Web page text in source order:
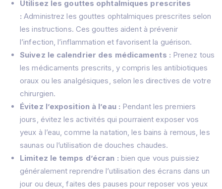
Utilisez les gouttes ophtalmiques prescrites
: Administrez les gouttes ophtalmiques prescrites selon
les instructions. Ces gouttes aident à prévenir
l’infection, l’inflammation et favorisent la guérison.
Suivez le calendrier des médicaments : Prenez tous
les médicaments prescrits, y compris les antibiotiques
oraux ou les analgésiques, selon les directives de votre
chirurgien.
Évitez l’exposition à l’eau : Pendant les premiers
jours, évitez les activités qui pourraient exposer vos
yeux à l’eau, comme la natation, les bains à remous, les
saunas ou l’utilisation de douches chaudes.
Limitez le temps d’écran : bien que vous puissiez
généralement reprendre l’utilisation des écrans dans un
jour ou deux, faites des pauses pour reposer vos yeux